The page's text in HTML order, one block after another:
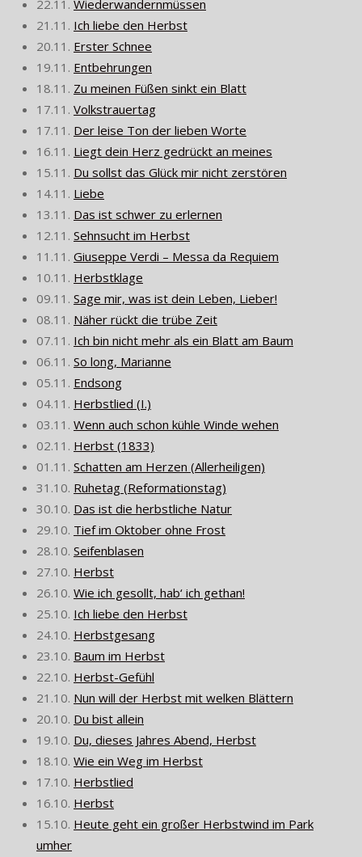
22.11. Wiederwandernmüssen
21.11. Ich liebe den Herbst
20.11. Erster Schnee
19.11. Entbehrungen
18.11. Zu meinen Füßen sinkt ein Blatt
17.11. Volkstrauertag
17.11. Der leise Ton der lieben Worte
16.11. Liegt dein Herz gedrückt an meines
15.11. Du sollst das Glück mir nicht zerstören
14.11. Liebe
13.11. Das ist schwer zu erlernen
12.11. Sehnsucht im Herbst
11.11. Giuseppe Verdi – Messa da Requiem
10.11. Herbstklage
09.11. Sage mir, was ist dein Leben, Lieber!
08.11. Näher rückt die trübe Zeit
07.11. Ich bin nicht mehr als ein Blatt am Baum
06.11. So long, Marianne
05.11. Endsong
04.11. Herbstlied (I.)
03.11. Wenn auch schon kühle Winde wehen
02.11. Herbst (1833)
01.11. Schatten am Herzen (Allerheiligen)
31.10. Ruhetag (Reformationstag)
30.10. Das ist die herbstliche Natur
29.10. Tief im Oktober ohne Frost
28.10. Seifenblasen
27.10. Herbst
26.10. Wie ich gesollt, hab‘ ich gethan!
25.10. Ich liebe den Herbst
24.10. Herbstgesang
23.10. Baum im Herbst
22.10. Herbst-Gefühl
21.10. Nun will der Herbst mit welken Blättern
20.10. Du bist allein
19.10. Du, dieses Jahres Abend, Herbst
18.10. Wie ein Weg im Herbst
17.10. Herbstlied
16.10. Herbst
15.10. Heute geht ein großer Herbstwind im Park
umher